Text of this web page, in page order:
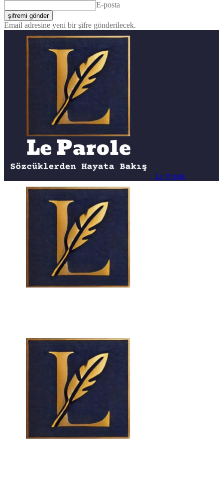
E-posta
Email adresine yeni bir şifre gönderilecek.
Le Parole